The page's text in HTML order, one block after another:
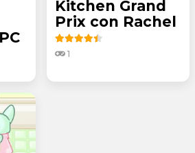
Kitchen Grand
Prix con Rachel
1